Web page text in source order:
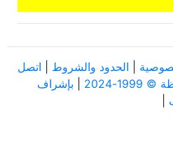
الحدود والشروط
اتصل
2024
بإشراف